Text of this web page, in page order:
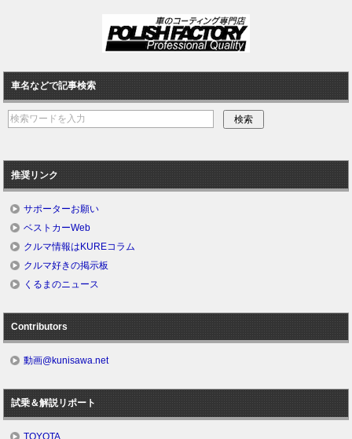
車名などで記事検索
推奨リンク
サポーターお願い
ベストカーWeb
クルマ情報はKUREコラム
クルマ好きの掲示板
くるまのニュース
Contributors
動画@kunisawa.net
試乗＆解説リポート